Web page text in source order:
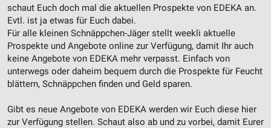
schaut Euch doch mal die aktuellen Prospekte von EDEKA an.
Evtl. ist ja etwas für Euch dabei.
Für alle kleinen Schnäppchen-Jäger stellt weekli aktuelle
Prospekte und Angebote online zur Verfügung, damit Ihr auch
keine Angebote von EDEKA mehr verpasst. Einfach von
unterwegs oder daheim bequem durch die Prospekte für Feucht
blättern, Schnäppchen finden und Geld sparen.
Gibt es neue Angebote von EDEKA werden wir Euch diese hier
zur Verfügung stellen. Schaut also ab und zu vorbei, damit Eurer